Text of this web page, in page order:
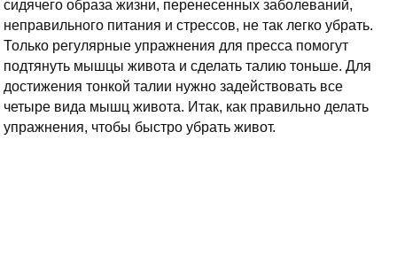
сидячего образа жизни, перенесенных заболеваний,
неправильного питания и стрессов, не так легко убрать.
Только регулярные упражнения для пресса помогут
подтянуть мышцы живота и сделать талию тоньше. Для
достижения тонкой талии нужно задействовать все
четыре вида мышц живота. Итак, как правильно делать
упражнения, чтобы быстро убрать живот.